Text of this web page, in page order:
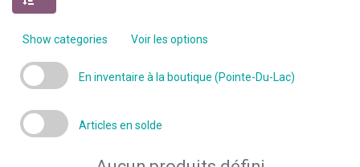
Show categories Voir les options
En inventaire à la boutique (Pointe-Du-Lac)
Articles en solde